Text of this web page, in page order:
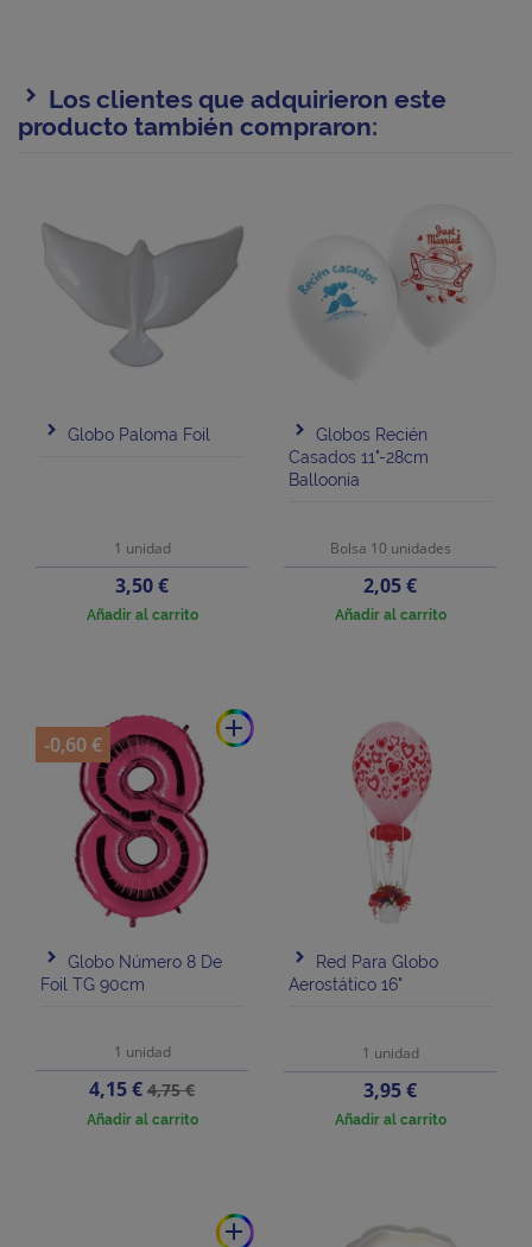
Los clientes que adquirieron este
producto también compraron:
Globo Paloma Foil
1 unidad
Precio
3,50 €
Añadir al carrito
Globos Recién
Casados 11"-28cm
Balloonia
Bolsa 10 unidades
Precio
2,05 €
Añadir al carrito
add
Globo Número 8 De
Foil TG 90cm
1 unidad
Precio
4,15 €Precio
base
4,75 €
Añadir al carrito
-0,60 €
Red Para Globo
Aerostático 16"
1 unidad
Precio
3,95 €
Añadir al carrito
add